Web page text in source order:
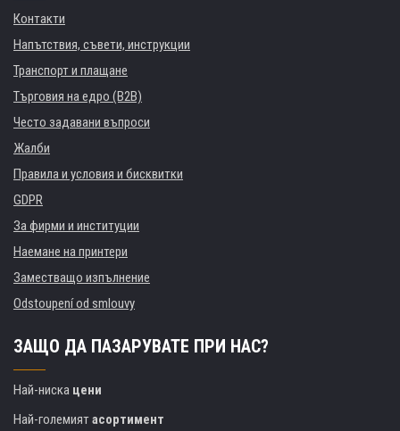
Контакти
Напътствия, съвети, инструкции
Транспорт и плащане
Търговия на едро (B2B)
Често задавани въпроси
Жалби
Правила и условия и бисквитки
GDPR
За фирми и институции
Наемане на принтери
Заместващо изпълнение
Odstoupení od smlouvy
ЗАЩО ДА ПАЗАРУВАТЕ ПРИ НАС?
Най-ниска цени
Най-големиятасортимент